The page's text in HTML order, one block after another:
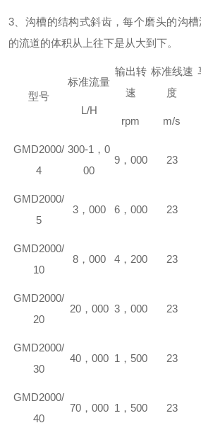
3、沟槽的结构式斜齿，每个磨头的沟
的流道的体积从上往下是从大到下。
型号
标准流量
L/H
输出转
速
rpm
标准线速
度
m/s
GMD2000/
4
300-1，0
00
9，000 23
GMD2000/
5
3，000 6，000 23
GMD2000/
10
8，000 4，200 23
GMD2000/
20
20，000 3，000 23
GMD2000/
30
40，000 1，500 23
GMD2000/
40
70，000 1，500 23